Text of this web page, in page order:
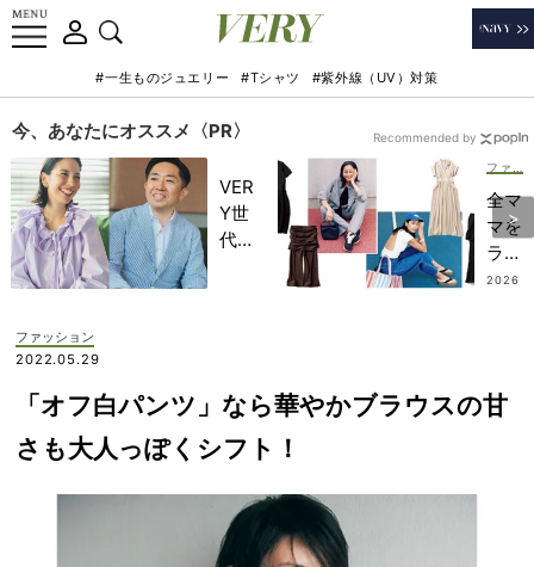
#一生ものジュエリー #Tシャツ #紫外線（UV）対策
今、あなたにオススメ〈PR〉
VER
Y世
代が
んと
考え
る
ぜ
今、
NO
全マ
マを
ラク
にす
ア
2026
Recommended by
ファッション
2022.05.29
「オフ白パンツ」なら華やかブラウスの甘
さも大人っぽくシフト！